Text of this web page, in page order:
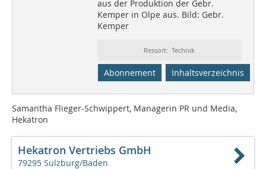
aus der Produktion der Gebr.
Kemper in Olpe aus. Bild: Gebr.
Kemper
Ressort: Technik
Abonnement Inhaltsverzeichnis
Samantha Flieger-Schwippert, Managerin PR und Media,
Hekatron
Hekatron Vertriebs GmbH
79295 Sulzburg/Baden